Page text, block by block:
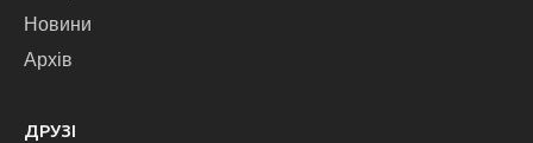
Новини
Архів
ДРУЗІ